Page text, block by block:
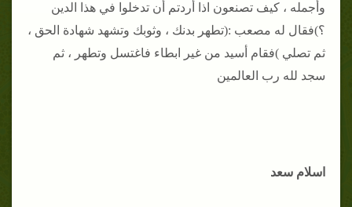
وأجمله ، كيف تصنعون اذا أردتم أن تدخلوا في هذا الدين
؟)فقال له مصعب :(تطهر بدنك ، وثوبك وتشهد شهادة الحق ،
ثم تصلي )فقام أسيد من غير ابطاء فاغتسل وتطهر ، ثم
سجد لله رب العالمين
اسلام سعد